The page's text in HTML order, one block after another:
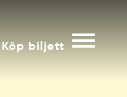
Köp biljett